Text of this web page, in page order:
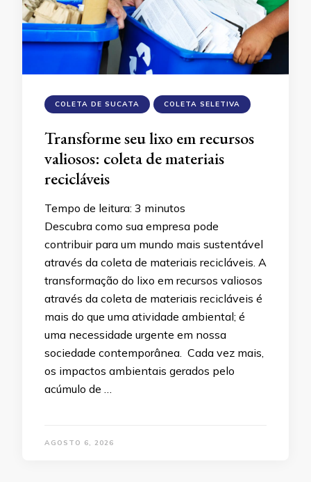
COLETA DE SUCATA COLETA SELETIVA
Transforme seu lixo em recursos
valiosos: coleta de materiais
recicláveis
Tempo de leitura: 3 minutos
Descubra como sua empresa pode
contribuir para um mundo mais sustentável
através da coleta de materiais recicláveis. A
transformação do lixo em recursos valiosos
através da coleta de materiais recicláveis é
mais do que uma atividade ambiental; é
uma necessidade urgente em nossa
sociedade contemporânea. Cada vez mais,
os impactos ambientais gerados pelo
acúmulo de …
AGOSTO 6, 2026